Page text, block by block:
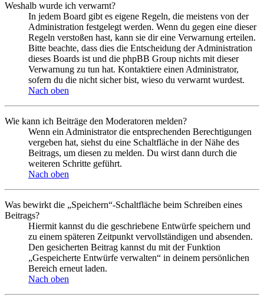
Weshalb wurde ich verwarnt?
In jedem Board gibt es eigene Regeln, die meistens von der
Administration festgelegt werden. Wenn du gegen eine dieser
Regeln verstoßen hast, kann sie dir eine Verwarnung erteilen.
Bitte beachte, dass dies die Entscheidung der Administration
dieses Boards ist und die phpBB Group nichts mit dieser
Verwarnung zu tun hat. Kontaktiere einen Administrator,
sofern du die nicht sicher bist, wieso du verwarnt wurdest.
Nach oben
Wie kann ich Beiträge den Moderatoren melden?
Wenn ein Administrator die entsprechenden Berechtigungen
vergeben hat, siehst du eine Schaltfläche in der Nähe des
Beitrags, um diesen zu melden. Du wirst dann durch die
weiteren Schritte geführt.
Nach oben
Was bewirkt die „Speichern“-Schaltfläche beim Schreiben eines
Beitrags?
Hiermit kannst du die geschriebene Entwürfe speichern und
zu einem späteren Zeitpunkt vervollständigen und absenden.
Den gesicherten Beitrag kannst du mit der Funktion
„Gespeicherte Entwürfe verwalten“ in deinem persönlichen
Bereich erneut laden.
Nach oben